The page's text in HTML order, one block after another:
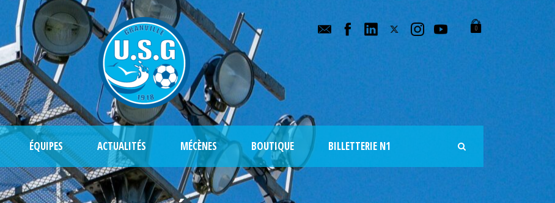
0
ÉQUIPES ACTUALITÉS MÉCÈNES BOUTIQUE BILLETTERIE N1